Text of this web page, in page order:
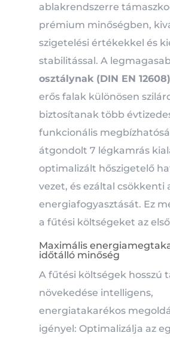
ablakrendszerre
prémium minőségben,
szigetelési értékekkel és
stabilitással. A
osztálynak (DIN EN 12608)
erős falak különösen
biztosítanak több
funkcionális
átgondolt 7 légkamrás
optimalizált hőszigetelő
vezet, és ezáltal csökkenti
energiafogyasztását. Ez
a fűtési költségeket az
Maximális
időtálló minőség
A fűtési költségek hosszú
növekedése intelligens,
energiatakarékos
igényel: Optimalizálja az